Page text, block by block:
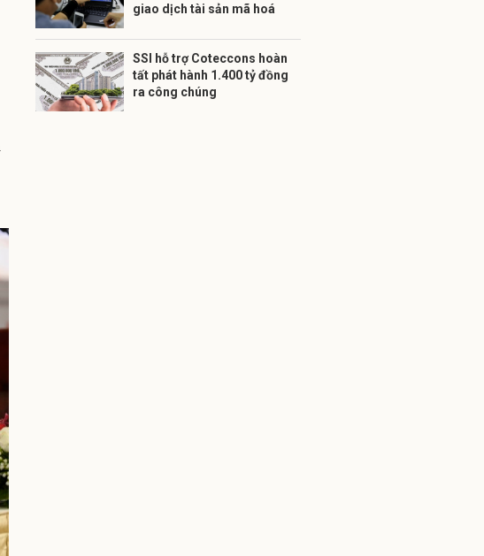
giao dịch tài sản mã hoá
SSI hỗ trợ Coteccons hoàn
tất phát hành 1.400 tỷ đồng
ra công chúng